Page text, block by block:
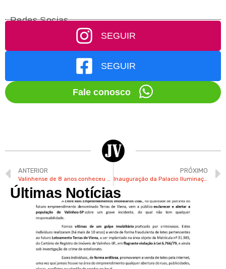
Redes Socias
SEGUIR
SEGUIR
Fale conosco
ANTERIOR
Valinhense de 8 anos conheceu o kung-fu graças ao avô e já conquistou 1ª medalha de ouro
PRÓXIMO
Inauguração da Palacio Iluminação no Jardim Paiquerê em Valinhos
Últimas Notícias